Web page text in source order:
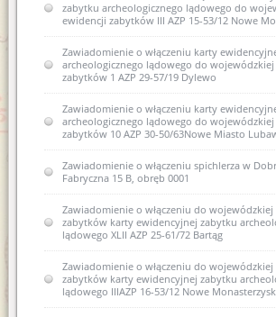
zabytku archeologicznego lądowego do
ewidencji zabytków III AZP 15-53/12 Nowe
Zawiadomienie o włączeniu karty
archeologicznego lądowego do
zabytków 1 AZP 29-57/19 Dylewo
Zawiadomienie o włączeniu karty
archeologicznego lądowego do
zabytków 10 AZP 30-50/63Nowe Miasto
Zawiadomienie o włączeniu spichlerza w
Fabryczna 15 B, obręb 0001
Zawiadomienie o włączeniu do
zabytków karty ewidencyjnej zabytku
lądowego XLII AZP 25-61/72 Bartąg
Zawiadomienie o włączeniu do
zabytków karty ewidencyjnej zabytku
lądowego IIIAZP 16-53/12 Nowe